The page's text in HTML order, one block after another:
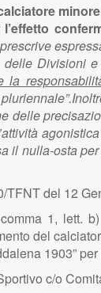
Divisioni
la
delle
il nulla-osta
TFNT del 12
1, lett.
del
1903”
c/o